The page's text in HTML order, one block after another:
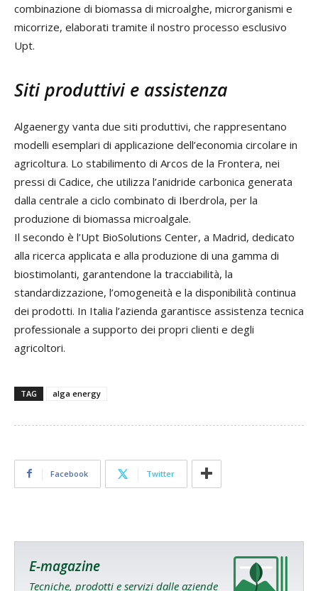
combinazione di biomassa di microalghe, microrganismi e
micorrize, elaborati tramite il nostro processo esclusivo
Upt.
Siti produttivi e assistenza
Algaenergy vanta due siti produttivi, che rappresentano
modelli esemplari di applicazione dell’economia circolare in
agricoltura. Lo stabilimento di Arcos de la Frontera, nei
pressi di Cadice, che utilizza l’anidride carbonica generata
dalla centrale a ciclo combinato di Iberdrola, per la
produzione di biomassa microalgale.
Il secondo è l’Upt BioSolutions Center, a Madrid, dedicato
alla ricerca applicata e alla produzione di una gamma di
biostimolanti, garantendone la tracciabilità, la
standardizzazione, l’omogeneità e la disponibilità continua
dei prodotti. In Italia l’azienda garantisce assistenza tecnica
professionale a supporto dei propri clienti e degli
agricoltori.
TAG alga energy
Facebook Twitter
E-magazine
Tecniche, prodotti e servizi dalle aziende